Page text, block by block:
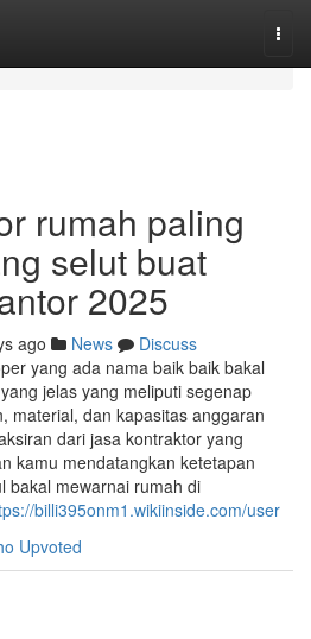
rumah paling
selut buat
2025
ago News
Discuss
yang ada nama baik baik bakal
jelas yang meliputi segenap
material, dan kapasitas anggaran
dari jasa kontraktor yang
kamu mendatangkan ketetapan
bakal mewarnai rumah di
billi395onm1.wikiinside.com/user
Upvoted